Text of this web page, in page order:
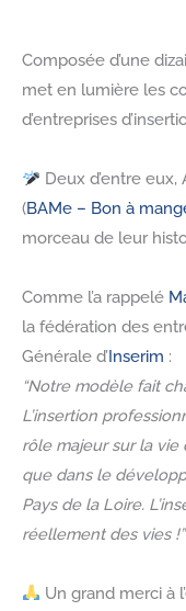
Composée d’une
met en lumière les
d’entreprises
Deux d’entre eux,
(BAMe – Bon à
morceau de leur
Comme l’a rappelé
la fédération des
Générale d’Inserim :
“Notre modèle fait
L’insertion
rôle majeur sur la vie
que dans le
Pays de la Loire.
réellement des vies !”
Un grand merci à